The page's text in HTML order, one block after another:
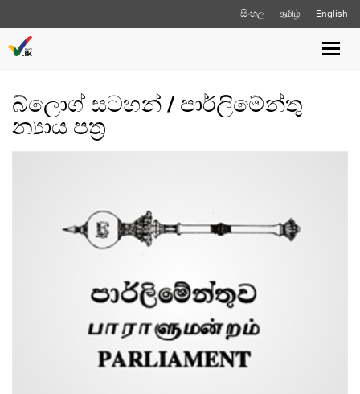
සිංහල தமிழ் English
බ්ලොග් සටහන් / පාර්ලිමේන්තු
න්‍යාය පත්‍ර